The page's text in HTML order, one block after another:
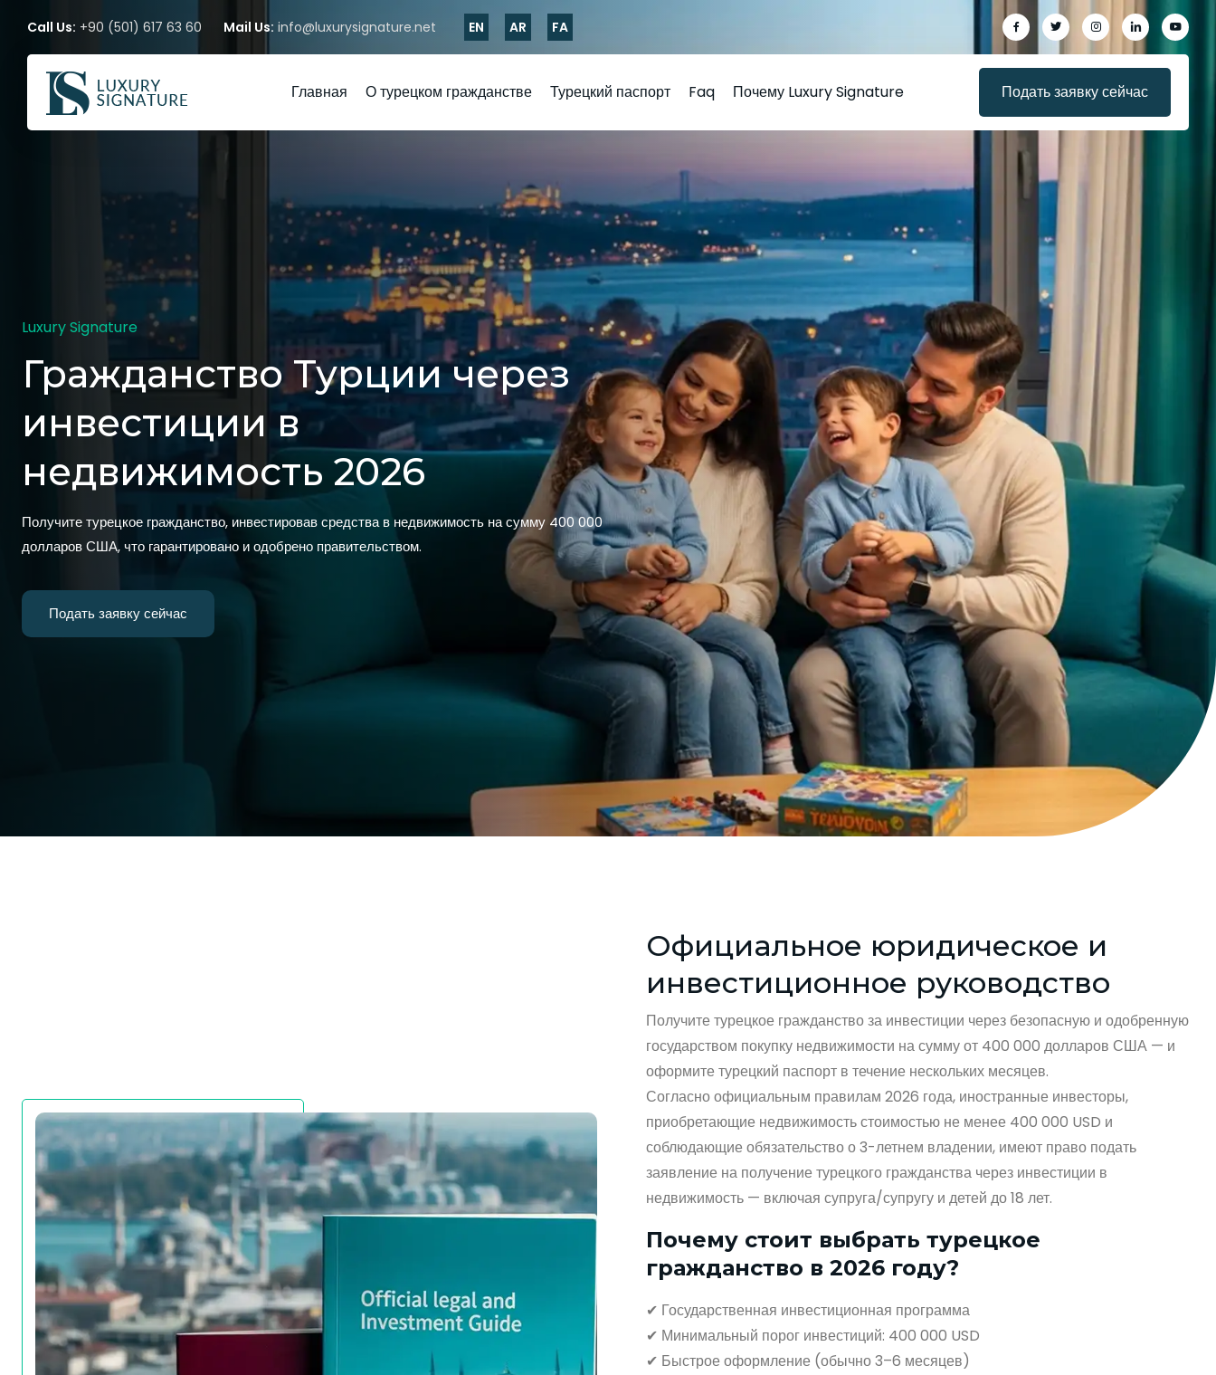
Call Us: +90 (501) 617 63 60 Mail Us: info@luxurysignature.net EN AR FA
Главная О турецком гражданстве Турецкий паспорт Faq Почему Luxury Signature Подать заявку сейчас
Luxury Signature
Гражданство Турции через
инвестиции в
недвижимость 2026
Получите турецкое гражданство, инвестировав средства в недвижимость на сумму 400 000
долларов США, что гарантировано и одобрено правительством.
Подать заявку сейчас
Официальное юридическое и
инвестиционное руководство
Получите турецкое гражданство за инвестиции через безопасную и одобренную
государством покупку недвижимости на сумму от 400 000 долларов США — и
оформите турецкий паспорт в течение нескольких месяцев.
Согласно официальным правилам 2026 года, иностранные инвесторы,
приобретающие недвижимость стоимостью не менее 400 000 USD и
соблюдающие обязательство о 3-летнем владении, имеют право подать
заявление на получение турецкого гражданства через инвестиции в
недвижимость — включая супруга/супругу и детей до 18 лет.
Почему стоит выбрать турецкое
гражданство в 2026 году?
✔ Государственная инвестиционная программа
✔ Минимальный порог инвестиций: 400 000 USD
✔ Быстрое оформление (обычно 3–6 месяцев)